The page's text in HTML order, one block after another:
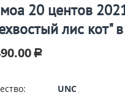
20 центов
лис кот"
Р
UNC